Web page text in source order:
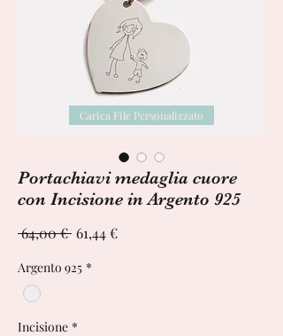
Portachiavi medaglia cuore
con Incisione in Argento 925
64,00 € Prezzo
61,44 €Prezzo
Argento 925 *
Incisione *
Carica File Personalizzato